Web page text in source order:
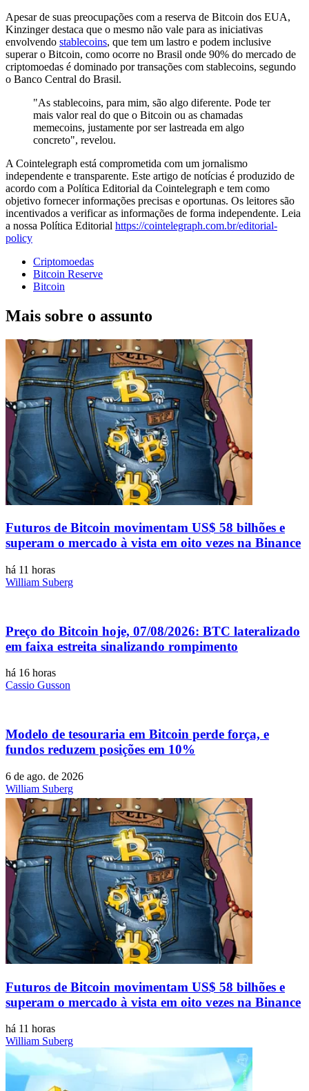
Apesar de suas preocupações com a reserva de Bitcoin dos EUA,
Kinzinger destaca que o mesmo não vale para as iniciativas
envolvendo stablecoins, que tem um lastro e podem inclusive
superar o Bitcoin, como ocorre no Brasil onde 90% do mercado de
criptomoedas é dominado por transações com stablecoins, segundo
o Banco Central do Brasil.
"As stablecoins, para mim, são algo diferente. Pode ter
mais valor real do que o Bitcoin ou as chamadas
memecoins, justamente por ser lastreada em algo
concreto", revelou.
A Cointelegraph está comprometida com um jornalismo
independente e transparente. Este artigo de notícias é produzido de
acordo com a Política Editorial da Cointelegraph e tem como
objetivo fornecer informações precisas e oportunas. Os leitores são
incentivados a verificar as informações de forma independente. Leia
a nossa Política Editorial https://cointelegraph.com.br/editorial-
policy
Criptomoedas
Bitcoin Reserve
Bitcoin
Mais sobre o assunto
Futuros de Bitcoin movimentam US$ 58 bilhões e
superam o mercado à vista em oito vezes na Binance
há 11 horas
William Suberg
Preço do Bitcoin hoje, 07/08/2026: BTC lateralizado
em faixa estreita sinalizando rompimento
há 16 horas
Cassio Gusson
Modelo de tesouraria em Bitcoin perde força, e
fundos reduzem posições em 10%
6 de ago. de 2026
William Suberg
Futuros de Bitcoin movimentam US$ 58 bilhões e
superam o mercado à vista em oito vezes na Binance
há 11 horas
William Suberg